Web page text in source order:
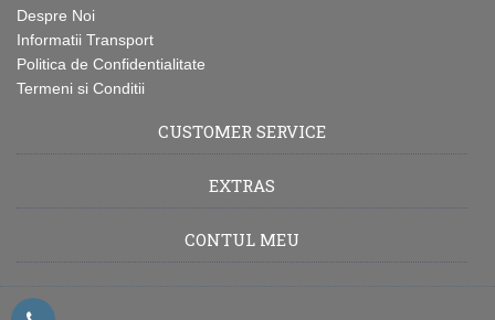
Despre Noi
Informatii Transport
Politica de Confidentialitate
Termeni si Conditii
CUSTOMER SERVICE
EXTRAS
CONTUL MEU